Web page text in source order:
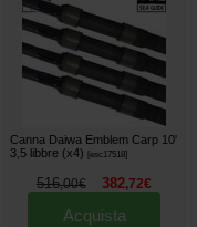
Canna Daiwa Emblem Carp 10'
3,5 libbre (x4)
[esc17518]
516,00€ 382,72€
Acquista